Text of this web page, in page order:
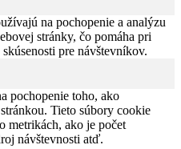
na pochopenie a analýzu
stránky, čo pomáha pri
pre návštevníkov.
pochopenie toho, ako
Tieto súbory cookie
metrikách, ako je počet
návštevnosti atď.